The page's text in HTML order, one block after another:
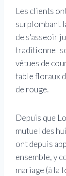
Les clients
surplombant
de s'asseoir
traditionnel
vêtues de
table floraux
de rouge.
Depuis que
mutuel des
ont depuis
ensemble, y
mariage (à la